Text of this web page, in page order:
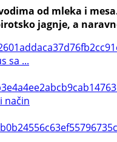
od mleka i
jagnje, a
sa ...
način